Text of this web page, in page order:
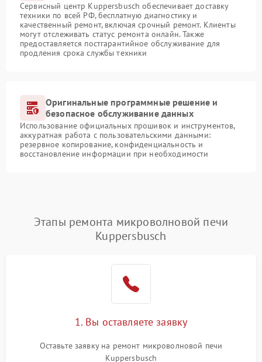
Сервисный центр Kuppersbusch обеспечивает доставку
техники по всей РФ, бесплатную диагностику и
качественный ремонт, включая срочный ремонт. Клиенты
могут отслеживать статус ремонта онлайн. Также
предоставляется постгарантийное обслуживание для
продления срока службы техники
Оригинальные программные решение и
безопасное обслуживание данных
Использование официальных прошивок и инструментов,
аккуратная работа с пользовательскими данными:
резервное копирование, конфиденциальность и
восстановление информации при необходимости
Этапы ремонта микроволновой печи
Kuppersbusch
1. Вы оставляете заявку
Оставьте заявку на ремонт микроволновой печи
Kuppersbusch